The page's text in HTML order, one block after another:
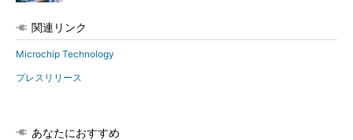
関連リンク
Microchip Technology
プレスリリース
あなたにおすすめ